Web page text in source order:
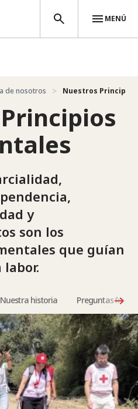
MENÚ
de nosotros Nuestros
y
son los
que guían
Nuestra historia Preguntas